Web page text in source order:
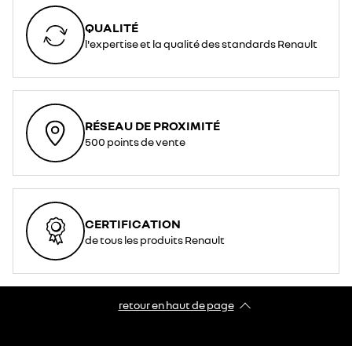
QUALITÉ
l'expertise et la qualité des standards Renault
RÉSEAU DE PROXIMITÉ
500 points de vente
CERTIFICATION
de tous les produits Renault
retour en haut de page​